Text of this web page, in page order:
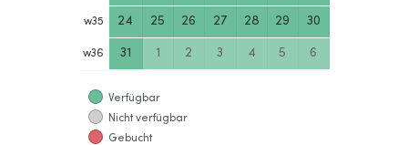
w35 24 25 26 27 28 29 30
w36 31 1 2 3 4 5 6
Verfügbar
Nicht verfügbar
Gebucht